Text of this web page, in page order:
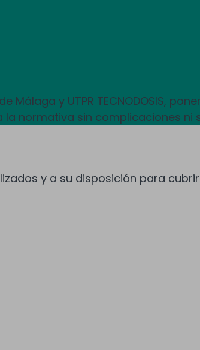
y UTPR TECNODOSIS,
normativa sin complicaciones ni
y a su disposición para